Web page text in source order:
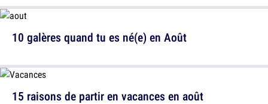
10 galères quand tu es né(e) en Août
15 raisons de partir en vacances en août